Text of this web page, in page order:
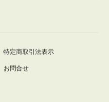
特定商取引法表示
お問合せ